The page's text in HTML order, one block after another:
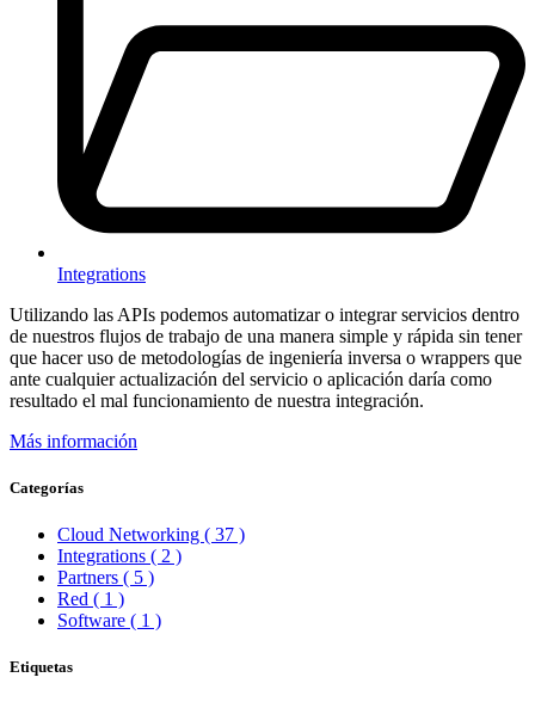
Integrations
Utilizando las APIs podemos automatizar o integrar servicios dentro
de nuestros flujos de trabajo de una manera simple y rápida sin tener
que hacer uso de metodologías de ingeniería inversa o wrappers que
ante cualquier actualización del servicio o aplicación daría como
resultado el mal funcionamiento de nuestra integración.
Más información
Categorías
Cloud Networking ( 37 )
Integrations ( 2 )
Partners ( 5 )
Red ( 1 )
Software ( 1 )
Etiquetas